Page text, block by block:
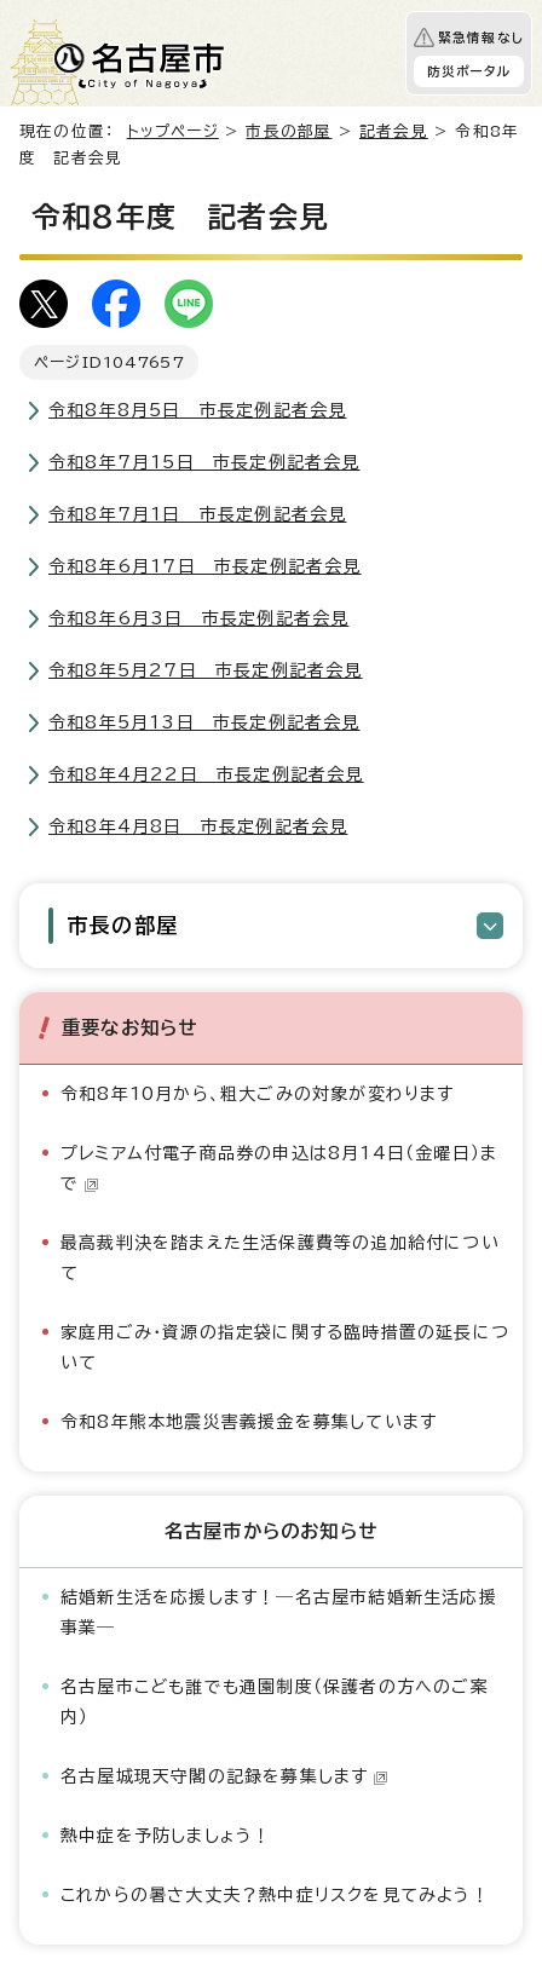
緊急情報なし
防災ポータル
現在の位置： トップページ >市長の部屋 >記者会見
> 令和8年
度 記者会見
令和8年度 記者会見
ページID 1047657
令和8年8月5日 市長定例記者会見
令和8年7月15日 市長定例記者会見
令和8年7月1日 市長定例記者会見
令和8年6月17日 市長定例記者会見
令和8年6月3日 市長定例記者会見
令和8年5月27日 市長定例記者会見
令和8年5月13日 市長定例記者会見
令和8年4月22日 市長定例記者会見
令和8年4月8日 市長定例記者会見
市長の部屋
重要なお知らせ
令和8年10月から、粗大ごみの対象が変わります
プレミアム付電子商品券の申込は8月14日（金曜日）ま
で
最高裁判決を踏まえた生活保護費等の追加給付につい
て
家庭用ごみ・資源の指定袋に関する臨時措置の延長につ
いて
令和8年熊本地震災害義援金を募集しています
名古屋市からのお知らせ
結婚新生活を応援します！―名古屋市結婚新生活応援
事業―
名古屋市こども誰でも通園制度（保護者の方へのご案
内）
名古屋城現天守閣の記録を募集します
熱中症を予防しましょう！
これからの暑さ大丈夫？熱中症リスクを見てみよう！